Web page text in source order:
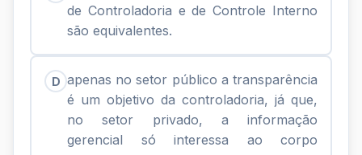
de Controladoria e de Controle Interno
são equivalentes.
D apenas no setor público a transparência
é um objetivo da controladoria, já que,
no setor privado, a informação
gerencial só interessa ao corpo